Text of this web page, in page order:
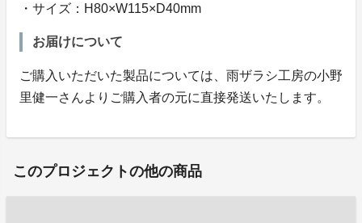
・サイズ：H80×W115×D40mm
お届けについて
ご購入いただいた製品については、雨ザラシ工房の小野
里健一さんよりご購入者の元に直接発送いたします。
このプロジェクトの他の商品